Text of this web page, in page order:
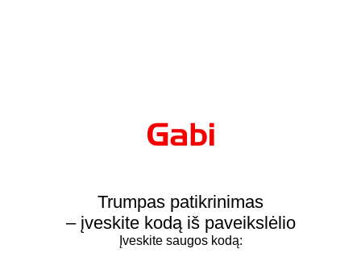
Trumpas patikrinimas
– įveskite kodą iš paveikslėlio
Įveskite saugos kodą: